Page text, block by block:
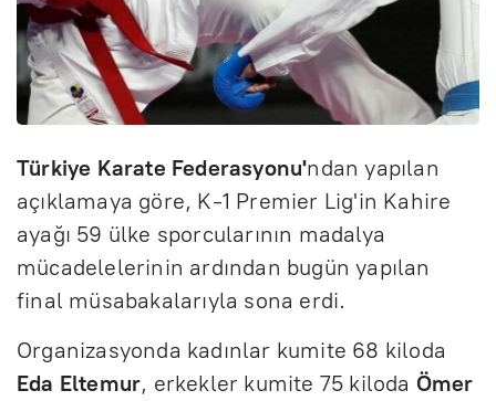
Türkiye Karate Federasyonu'ndan yapılan
açıklamaya göre, K-1 Premier Lig'in Kahire
ayağı 59 ülke sporcularının madalya
mücadelelerinin ardından bugün yapılan
final müsabakalarıyla sona erdi.
Organizasyonda kadınlar kumite 68 kiloda
Eda Eltemur, erkekler kumite 75 kiloda Ömer